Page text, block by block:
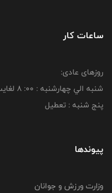
ساعات کار
روزهای عادی:
شنبه الي چهارشنبه : 00: 8 لغايت 16:00
پنج شنبه : تعطیل
پیوندها
وزارت ورزش و جوانان